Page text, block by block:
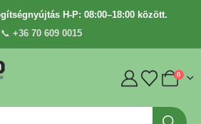
H-P: 08:00–18:00 között.
📞 +36 70 609 0015
0